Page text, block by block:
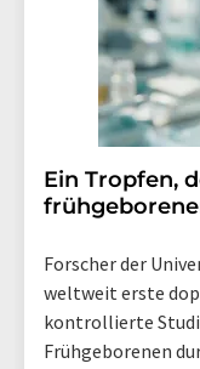
Ein Tropfen,
Forscher der
weltweit erste
kontrollierte
Frühgeborenen